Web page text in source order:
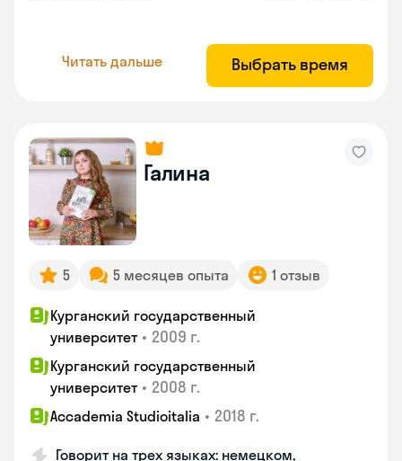
Читать дальше Выбрать время
Галина
5 5 месяцев опыта 1 отзыв
Курганский государственный
университет • 2009 г.
Курганский государственный
университет • 2008 г.
Accademia Studioitalia • 2018 г.
Говорит на трех языках: немецком,